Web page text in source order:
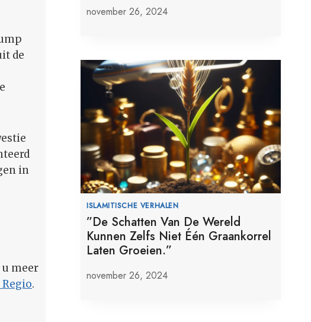
de
in
meer
.
november 26, 2024
ISLAMITISCHE VERHALEN
”De Schatten Van De Wereld
Kunnen Zelfs Niet Één Graankorrel
Laten Groeien.”
november 26, 2024